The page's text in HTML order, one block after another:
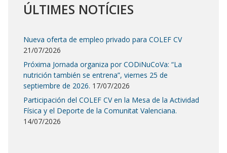
ÚLTIMES NOTÍCIES
Nueva oferta de empleo privado para COLEF CV
21/07/2026
Próxima Jornada organiza por CODiNuCoVa: “La
nutrición también se entrena”, viernes 25 de
septiembre de 2026. 17/07/2026
Participación del COLEF CV en la Mesa de la Actividad
Física y el Deporte de la Comunitat Valenciana.
14/07/2026